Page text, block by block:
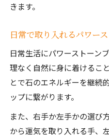
きます。
日常で取り入れるパワー
日常生活にパワーストーン
理なく自然に身に着けるこ
とで石のエネルギーを継続
ップに繋がります。
また、右手か左手かの選び
から運気を取り入れる手、